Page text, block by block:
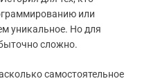
или
уникальное. Но для
сложно.
самостоятельное